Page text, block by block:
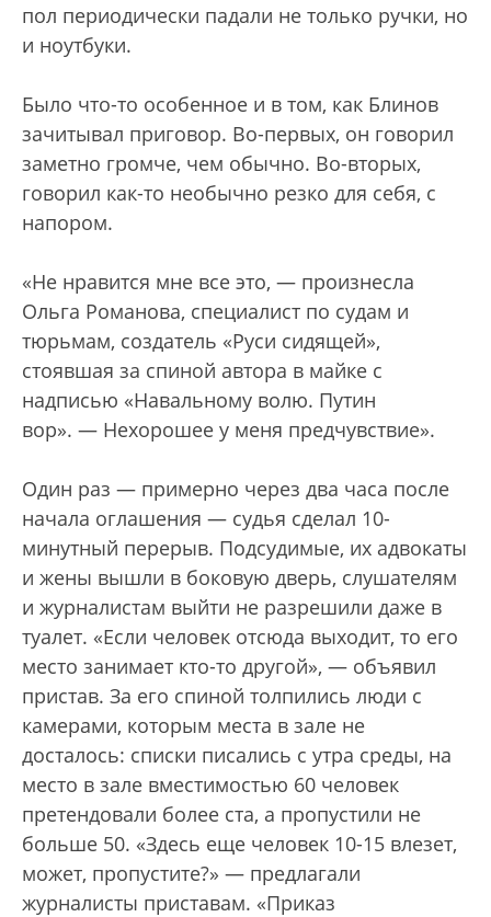
пол периодически падали не только ручки, но
и ноутбуки.
Было что-то особенное и в том, как Блинов
зачитывал приговор. Во-первых, он говорил
заметно громче, чем обычно. Во-вторых,
говорил как-то необычно резко для себя, с
напором.
«Не нравится мне все это, — произнесла
Ольга Романова, специалист по судам и
тюрьмам, создатель «Руси сидящей»,
стоявшая за спиной автора в майке с
надписью «Навальному волю. Путин
вор». — Нехорошее у меня предчувствие».
Один раз — примерно через два часа после
начала оглашения — судья сделал 10-
минутный перерыв. Подсудимые, их адвокаты
и жены вышли в боковую дверь, слушателям
и журналистам выйти не разрешили даже в
туалет. «Если человек отсюда выходит, то его
место занимает кто-то другой», — объявил
пристав. За его спиной толпились люди с
камерами, которым места в зале не
досталось: списки писались с утра среды, на
место в зале вместимостью 60 человек
претендовали более ста, а пропустили не
больше 50. «Здесь еще человек 10-15 влезет,
может, пропустите?» — предлагали
журналисты приставам. «Приказ